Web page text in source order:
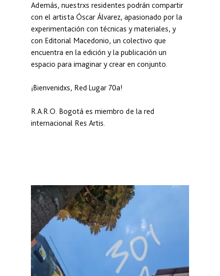
Además, nuestrxs residentes podrán compartir
con el artista Óscar Álvarez, apasionado por la
experimentación con técnicas y materiales, y
con Editorial Macedonio, un colectivo que
encuentra en la edición y la publicación un
espacio para imaginar y crear en conjunto.
¡Bienvenidxs, Red·Lugar 70a!
R.A.R.O. Bogotá es miembro de la red
internacional Res Artis.